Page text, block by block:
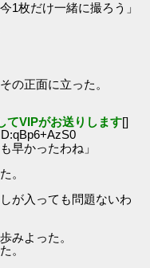
1枚だけ一緒に撮ろう」
の正面に立った。
てVIPがお送りします[]
早かったわね」
。
が入っても問題ないわ
みよった。
。